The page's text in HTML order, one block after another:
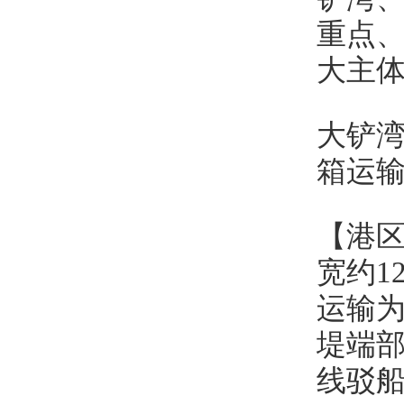
重点
大主
大铲
箱运
【港
宽约
运输
堤端
线驳